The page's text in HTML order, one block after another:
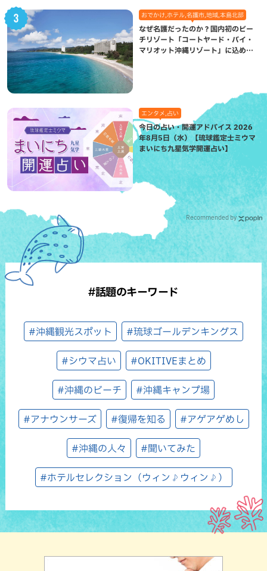
おでかけ,ホテル,名護市,地域,本島北部
なぜ名護だったのか？国内初のビー
チリゾート「コートヤード・バイ・
マリオット沖縄リゾート」に込めら
エンタメ,占い
今日の占い・開運アドバイス 2026
年8月5日（水）【琉球鑑定士ミウマ
まいにち九星気学開運占い】
Recommended by
#話題のキーワード
#沖縄観光スポット #琉球ゴールデンキングス
#シウマ占い #OKITIVEまとめ
#沖縄のビーチ #沖縄キャンプ場
#アナウンサーズ #復帰を知る #アゲアゲめし
#沖縄の人々 #聞いてみた
#ホテルセレクション（ウィン♪ウィン♪）